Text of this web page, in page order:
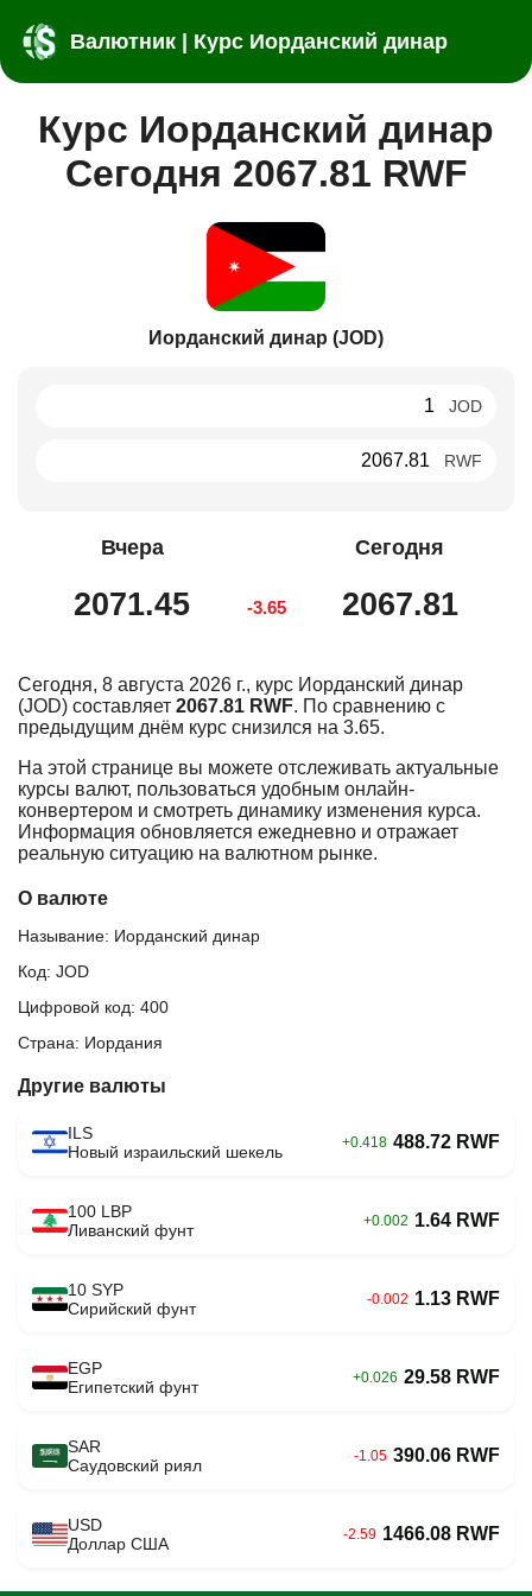
Валютник | Курс Иорданский динар
Курс Иорданский динар
Сегодня 2067.81 RWF
Иорданский динар (JOD)
JOD
RWF
Вчера
2071.45 -3.65
Сегодня
2067.81
Сегодня, 8 августа 2026 г., курс Иорданский динар
(JOD) составляет 2067.81 RWF. По сравнению с
предыдущим днём курс снизился на 3.65.
На этой странице вы можете отслеживать актуальные
курсы валют, пользоваться удобным онлайн-
конвертером и смотреть динамику изменения курса.
Информация обновляется ежедневно и отражает
реальную ситуацию на валютном рынке.
О валюте
Называние: Иорданский динар
Код: JOD
Цифровой код: 400
Страна: Иордания
Другие валюты
ILS
Новый израильский шекель
+0.418 488.72 RWF
100 LBP
Ливанский фунт
+0.002 1.64 RWF
10 SYP
Сирийский фунт
-0.002 1.13 RWF
EGP
Египетский фунт
+0.026 29.58 RWF
SAR
Саудовский риял
-1.05 390.06 RWF
USD
Доллар США
-2.59 1466.08 RWF